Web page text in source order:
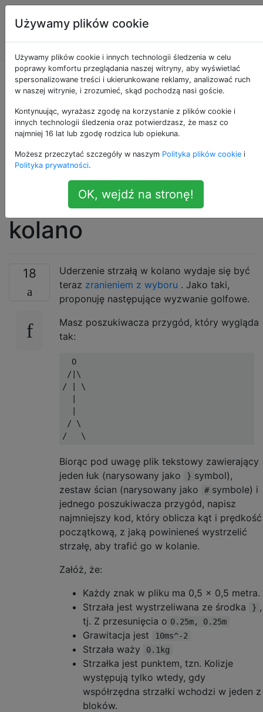
Programowanie
puzzli i Code
Golf
Kiedyś
rozwiązywałem
łamigłówki z golfem,
jak ty, ale potem
wziąłem strzałę w
kolano
18
Uderzenie strzałą w kolano wydaje się być
teraz zranieniem z wyboru . Jako taki,
proponuję następujące wyzwanie golfowe.
Masz poszukiwacza przygód, który wygląda
tak:
  O
/|\
/ | \
/ \
Biorąc pod uwagę plik tekstowy zawierający
jeden łuk (narysowany jako
} symbol),
zestaw ścian (narysowany jako
# symbole) i
jednego poszukiwacza przygód, napisz
najmniejszy kod, który oblicza kąt i prędkość
początkową, z jaką powinieneś wystrzelić
strzałę, aby trafić go w kolanie.
Załóż, że:
Każdy znak w pliku ma 0,5 x 0,5 metra.
Strzała jest wystrzeliwana ze środka
} ,
tj. Z przesunięcia o 0.25m, 0.25m
Grawitacja jest 10ms^-2
Strzała waży 0.1kg
Strzałka jest punktem, tzn. Kolizje
występują tylko wtedy, gdy
współrzędna strzałki wchodzi w jeden z
bloków.
Używamy plików cookie
Używamy plików cookie i innych technologii śledzenia w celu
poprawy komfortu przeglądania naszej witryny, aby wyświetlać
spersonalizowane treści i ukierunkowane reklamy, analizować ruch
w naszej witrynie, i zrozumieć, skąd pochodzą nasi goście.
Kontynuując, wyrażasz zgodę na korzystanie z plików cookie i
innych technologii śledzenia oraz potwierdzasz, że masz co
najmniej 16 lat lub zgodę rodzica lub opiekuna.
Możesz przeczytać szczegóły w naszym Polityka plików cookie i
Polityka prywatności.
OK, wejdź na stronę!